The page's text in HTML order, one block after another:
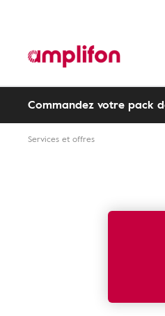
Commandez votre pack
Services et offres